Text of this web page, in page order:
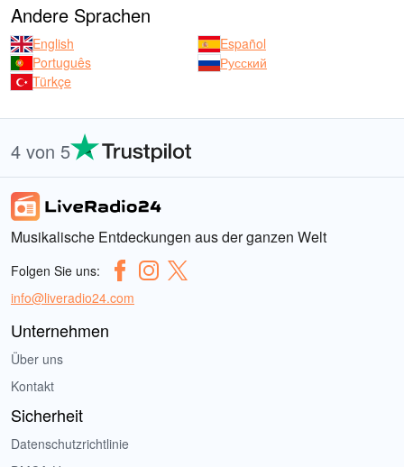
Andere Sprachen
English
Español
Português
Русский
Türkçe
4 von 5
Musikalische Entdeckungen aus der ganzen Welt
Folgen Sie uns:
info@liveradio24.com
Unternehmen
Über uns
Kontakt
Sicherheit
Datenschutzrichtlinie